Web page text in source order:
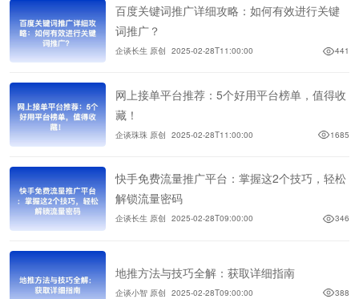
百度关键词推广详细攻略：如何有效进行关键
词推广？
企谈长生 原创 2025-02-28T11:00:00 441
网上接单平台推荐：5个好用平台榜单，值得收
藏！
企谈珠珠 原创 2025-02-28T11:00:00 1685
快手免费流量推广平台：掌握这2个技巧，轻松
解锁流量密码
企谈长生 原创 2025-02-28T09:00:00 346
地推方法与技巧全解：获取详细指南
企谈小智 原创 2025-02-28T09:00:00 388